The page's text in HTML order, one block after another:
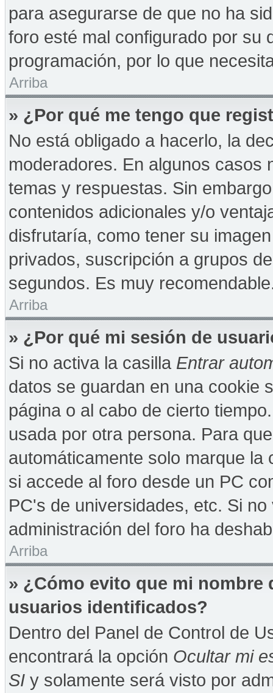
para asegurarse de que no ha
foro esté mal configurado por su
programación, por lo que
Arriba
» ¿Por qué me tengo que
No está obligado a hacerlo, la
moderadores. En algunos casos
temas y respuestas. Sin
contenidos adicionales y/o
disfrutaría, como tener su
privados, suscripción a grupos
segundos. Es muy
Arriba
» ¿Por qué mi sesión de
Si no activa la casilla Entrar
datos se guardan en una cookie
página o al cabo de cierto
usada por otra persona. Para
automáticamente solo marque
si accede al foro desde un PC
PC's de universidades, etc. Si
administración del foro ha
Arriba
» ¿Cómo evito que mi nombre
usuarios identificados?
Dentro del Panel de Control de
encontrará la opción Ocultar mi
SI y solamente será visto por